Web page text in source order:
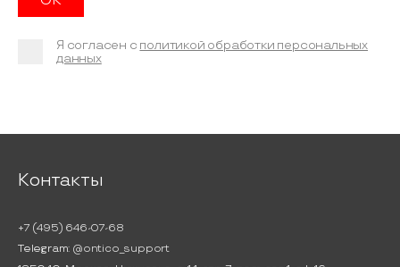
Я согласен с политикой обработки персональных
данных
Контакты
+7 (495) 646-07-68
Telegram: @ontico_support